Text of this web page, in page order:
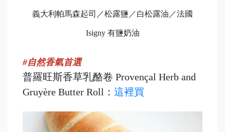
義大利帕馬森起司／松露鹽／白松露油／法國
Isigny 有鹽奶油
#自然香氣首選
普羅旺斯香草乳酪卷 Provençal Herb and
Gruyère Butter Roll： 這裡買